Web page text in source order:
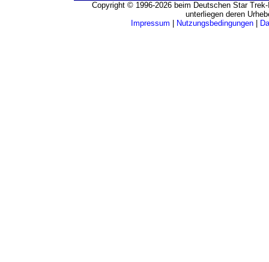
Copyright © 1996-2026 beim Deutschen Star
unterliegen deren
Impressum
Nutzungsbedingungen